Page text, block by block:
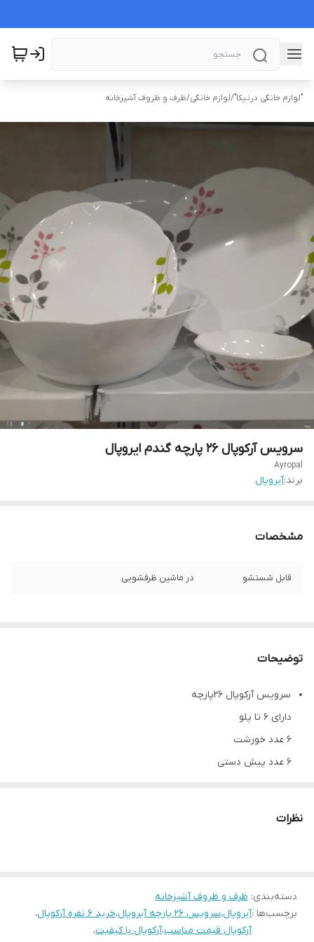
"لوازم خانگی درنیکا"/لوازم خانگی/ظرف و ظروف آشپزخانه
سرویس آرکوپال 26 پارچه گندم ایروپال
Ayropal
برند:آیروپال
مشخصات
قابل شستشو در ماشین ظرفشویی
توضیحات
سرویس آرکوپال ۲۶پارچه
دارای ۶ تا پلو
۶ عدد خورشت
۶ عدد پيش دستی
نظرات
دسته‌بندی: ظرف و ظروف آشپزخانه
برچسب‌ها :آیروپال،سرویس ۲۶ پارچه آیروپال ،خرید ۶ نفره آرکوپال
،
آرکوپال قیمت مناسب،آرکوپال با کیفیت،